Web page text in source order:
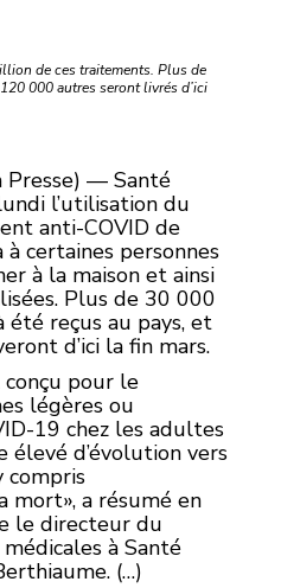
de ces traitements. Plus de
000 autres seront livrés d’ici
Presse) — Santé
l’utilisation du
anti-COVID de
certaines personnes
à la maison et ainsi
Plus de 30 000
reçus au pays, et
d’ici la fin mars.
pour le
légères ou
19 chez les adultes
élevé d’évolution vers
compris
mort , a résumé en
le directeur du
à Santé
(…)